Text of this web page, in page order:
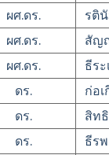
ผศ.ดร.
รติ
ผศ.ดร.
สัญ
ผศ.ดร.
ธีร
ดร.
ก่อ
ดร.
สิท
ดร.
ธีร